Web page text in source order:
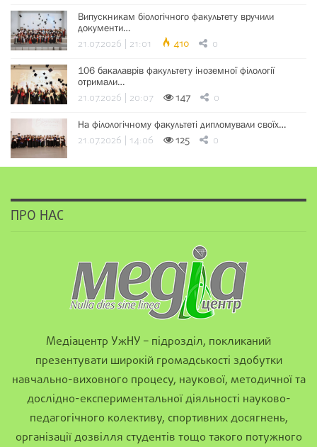
Випускникам біологічного факультету вручили
документи…
21.07.2026 | 21:01 410 0
106 бакалаврів факультету іноземної філології
отримали…
21.07.2026 | 20:07 147 0
На філологічному факультеті дипломували своїх…
21.07.2026 | 14:06 125 0
ПРО НАС
Медіацентр УжНУ – підрозділ, покликаний
презентувати широкій громадськості здобутки
навчально-виховного процесу, наукової, методичної та
дослідно-експериментальної діяльності науково-
педагогічного колективу, спортивних досягнень,
організації дозвілля студентів тощо такого потужного